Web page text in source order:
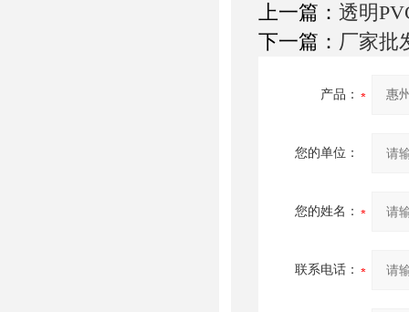
上一篇： 透明
下一篇： 厂家批
产品：
您的单位：
您的姓名：
联系电话：